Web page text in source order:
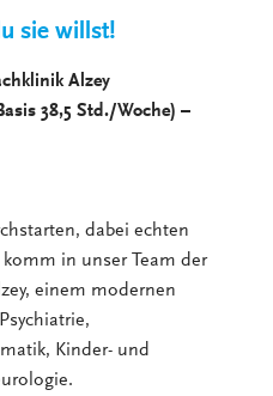
sie willst!
Alzey
38,5 Std./Woche) –
dabei echten
in unser Team der
einem modernen
Kinder- und